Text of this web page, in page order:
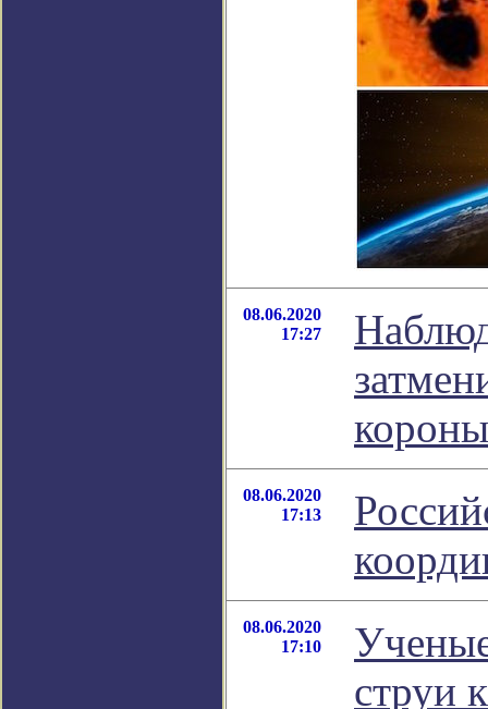
08.06.2020
17:27
короны
08.06.2020
17:13
08.06.2020
17:10
струи